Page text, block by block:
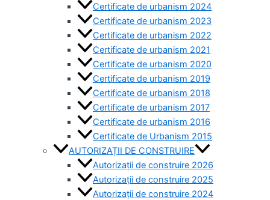
Certificate de urbanism 2024
Certificate de urbanism 2023
Certificate de urbanism 2022
Certificate de urbanism 2021
Certificate de urbanism 2020
Certificate de urbanism 2019
Certificate de urbanism 2018
Certificate de urbanism 2017
Certificate de urbanism 2016
Certificate de Urbanism 2015
AUTORIZAȚII DE CONSTRUIRE
Autorizații de construire 2026
Autorizații de construire 2025
Autorizații de construire 2024